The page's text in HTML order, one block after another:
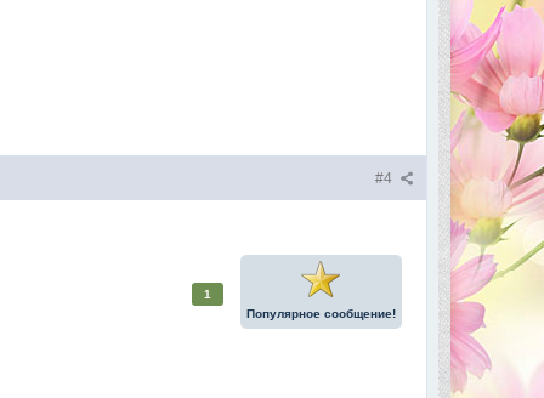
#4
Популярное сообщение!
1